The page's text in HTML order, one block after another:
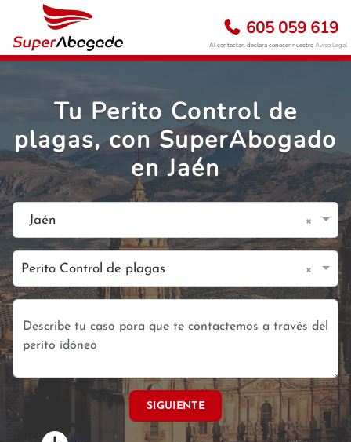
605 059 619
Al contactar, declara conocer nuestroAviso Legal
Tu Perito Control de
plagas, con SuperAbogado
en Jaén
Jaén ×
Perito Control de plagas ×
SIGUIENTE